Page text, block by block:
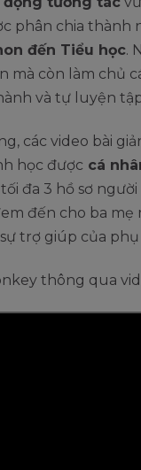
phân chia thành
đến Tiểu học.
mà còn làm chủ
và tự luyện
các video bài
học được cá
đa 3 hồ sơ
đến cho ba mẹ
trợ giúp của
thông qua